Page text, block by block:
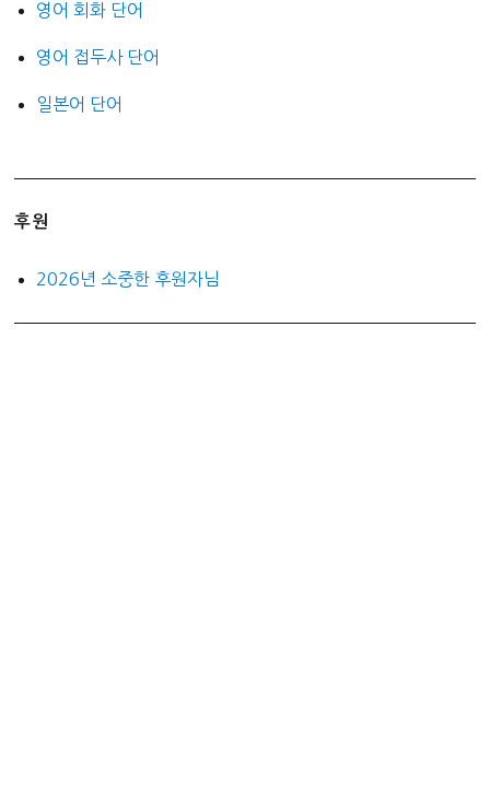
영어 회화 단어
영어 접두사 단어
일본어 단어
후원
2026년 소중한 후원자님